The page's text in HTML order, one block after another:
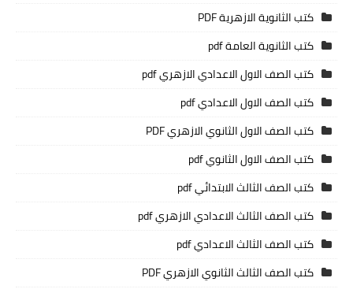
كتب الثانوية الازهرية PDF
كتب الثانوية العامة pdf
كتب الصف الاول الاعدادي الازهري pdf
كتب الصف الاول الاعدادي pdf
كتب الصف الاول الثانوي الازهري PDF
كتب الصف الاول الثانوي pdf
كتب الصف الثالث الابتدائي pdf
كتب الصف الثالث الاعدادي الازهري pdf
كتب الصف الثالث الاعدادي pdf
كتب الصف الثالث الثانوي الازهري PDF